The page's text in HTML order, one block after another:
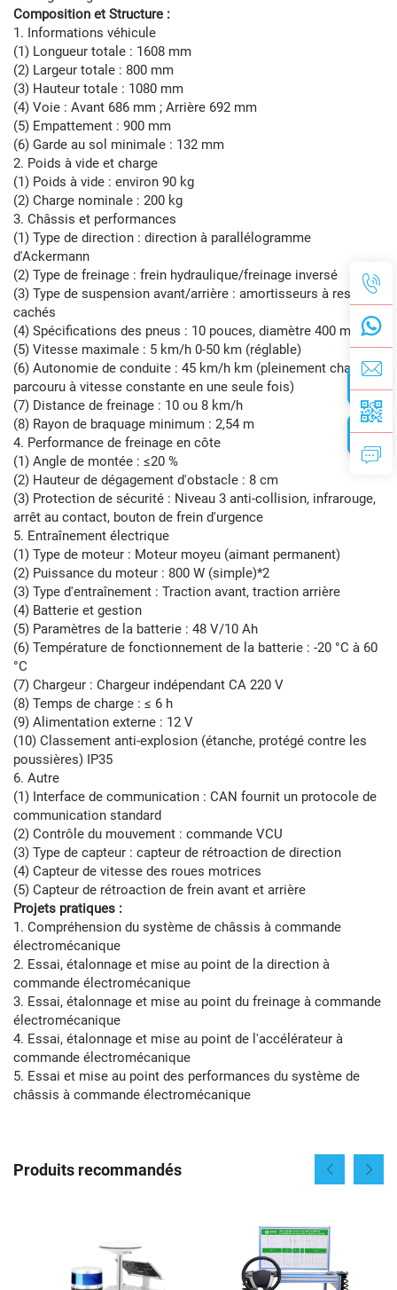
Composition et Structure :
1. Informations véhicule
(1) Longueur totale : 1608 mm
(2) Largeur totale : 800 mm
(3) Hauteur totale : 1080 mm
(4) Voie : Avant 686 mm ; Arrière 692 mm
(5) Empattement : 900 mm
(6) Garde au sol minimale : 132 mm
2. Poids à vide et charge
(1) Poids à vide : environ 90 kg
(2) Charge nominale : 200 kg
3. Châssis et performances
(1) Type de direction : direction à parallélogramme
d'Ackermann
(2) Type de freinage : frein hydraulique/freinage inversé
(3) Type de suspension avant/arrière : amortisseurs à ressort
cachés
(4) Spécifications des pneus : 10 pouces, diamètre 400 mm
(5) Vitesse maximale : 5 km/h 0-50 km (réglable)
(6) Autonomie de conduite : 45 km/h km (pleinement chargé,
parcouru à vitesse constante en une seule fois)
(7) Distance de freinage : 10 ou 8 km/h
(8) Rayon de braquage minimum : 2,54 m
4. Performance de freinage en côte
(1) Angle de montée : ≤20 %
(2) Hauteur de dégagement d'obstacle : 8 cm
(3) Protection de sécurité : Niveau 3 anti-collision, infrarouge,
arrêt au contact, bouton de frein d'urgence
5. Entraînement électrique
(1) Type de moteur : Moteur moyeu (aimant permanent)
(2) Puissance du moteur : 800 W (simple)*2
(3) Type d'entraînement : Traction avant, traction arrière
(4) Batterie et gestion
(5) Paramètres de la batterie : 48 V/10 Ah
(6) Température de fonctionnement de la batterie : -20 °C à 60
°C
(7) Chargeur : Chargeur indépendant CA 220 V
(8) Temps de charge : ≤ 6 h
(9) Alimentation externe : 12 V
(10) Classement anti-explosion (étanche, protégé contre les
poussières) IP35
6. Autre
(1) Interface de communication : CAN fournit un protocole de
communication standard
(2) Contrôle du mouvement : commande VCU
(3) Type de capteur : capteur de rétroaction de direction
(4) Capteur de vitesse des roues motrices
(5) Capteur de rétroaction de frein avant et arrière
Projets pratiques :
1. Compréhension du système de châssis à commande
électromécanique
2. Essai, étalonnage et mise au point de la direction à
commande électromécanique
3. Essai, étalonnage et mise au point du freinage à commande
électromécanique
4. Essai, étalonnage et mise au point de l'accélérateur à
commande électromécanique
5. Essai et mise au point des performances du système de
châssis à commande électromécanique
Produits recommandés